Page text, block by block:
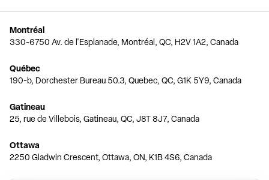
Montréal
330-6750 Av. de l'Esplanade, Montréal, QC, H2V 1A2, Canada
Québec
190-b, Dorchester Bureau 50.3, Quebec, QC, G1K 5Y9, Canada
Gatineau
25, rue de Villebois, Gatineau, QC, J8T 8J7, Canada
Ottawa
2250 Gladwin Crescent, Ottawa, ON, K1B 4S6, Canada